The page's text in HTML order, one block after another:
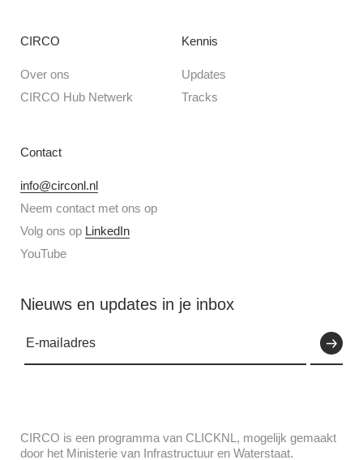
CIRCO
Over ons
CIRCO Hub Netwerk
Kennis
Updates
Tracks
Contact
info@circonl.nl
Neem contact met ons op
Volg ons op LinkedIn
YouTube
Nieuws en updates in je inbox
CIRCO is een programma van CLICKNL, mogelijk gemaakt
door het Ministerie van Infrastructuur en Waterstaat.